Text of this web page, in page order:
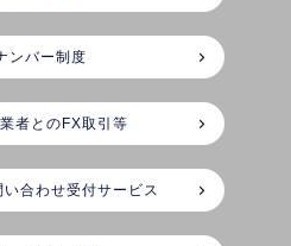
ンバー制度
者とのFX取引等
合わせ受付サービス